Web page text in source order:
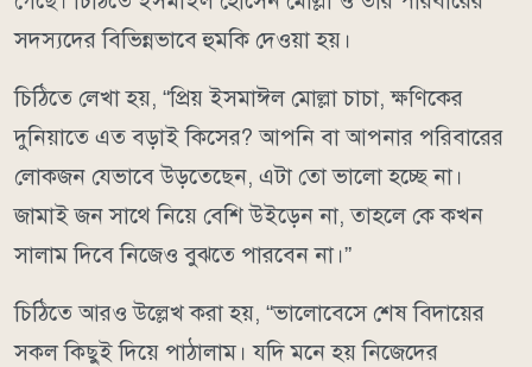
সদস্যদের বিভিন্নভাবে হুমকি দেওয়া হয়।
চিঠিতে লেখা হয়, “প্রিয় ইসমাঈল মোল্লা চাচা, ক্ষণিকের
দুনিয়াতে এত বড়াই কিসের? আপনি বা আপনার পরিবারের
লোকজন যেভাবে উড়তেছেন, এটা তো ভালো হচ্ছে না।
জামাই জন সাথে নিয়ে বেশি উইড়েন না, তাহলে কে কখন
সালাম দিবে নিজেও বুঝতে পারবেন না।”
চিঠিতে আরও উল্লেখ করা হয়, “ভালোবেসে শেষ বিদায়ের
সকল কিছুই দিয়ে পাঠালাম। যদি মনে হয় নিজেদের